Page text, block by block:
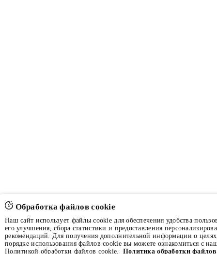
Обработка файлов cookie
Наш сайт использует файлы cookie для обеспечения удобства
его улучшения, сбора статистики и предоставления
рекомендаций. Для получения дополнительной информации о
порядке использования файлов cookie вы можете ознакомиться с
Политикой обработки файлов cookie.
Политика обработки